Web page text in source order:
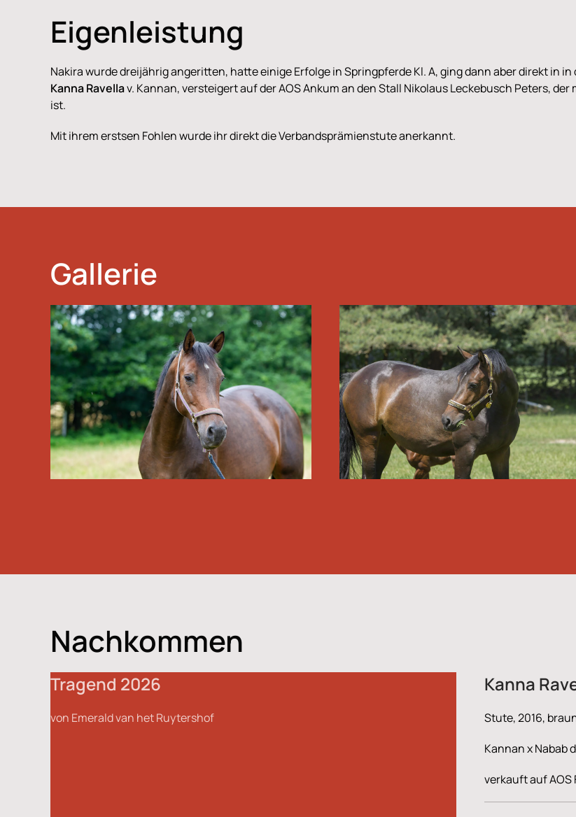
Eigenleistung
Nakira wurde dreijährig angeritten, hatte einige Erfolge in Springpferde Kl. A, ging dann aber direkt in
Kanna Ravellav. Kannan, versteigert auf der AOS Ankum an den Stall Nikolaus Leckebusch Peters,
ist.
Mit ihrem erstsen Fohlen wurde ihr direkt die Verbandsprämienstute anerkannt.
Gallerie
Nachkommen
Tragend 2026
von Emerald van het Ruytershof
Kanna
Stute, 2016,
Kannan x Nabab
verkauft auf